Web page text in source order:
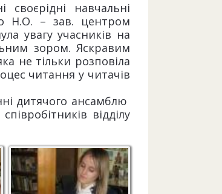
навчальні
Н.О. – зав. центром
увагу учасників на
зором. Яскравим
не тільки розповіла
читання у читачів
дитячого ансамблю
відділу